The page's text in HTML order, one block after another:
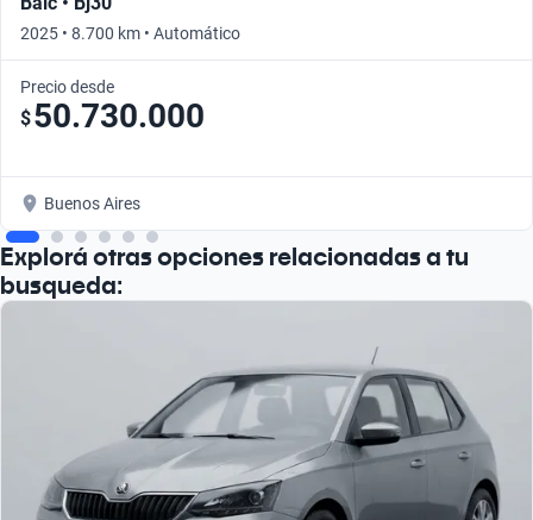
2025 • 8.700 km • Automático
Precio desde
$50.730.000
Buenos Aires
Explorá otras opciones relacionadas a tu
busqueda: